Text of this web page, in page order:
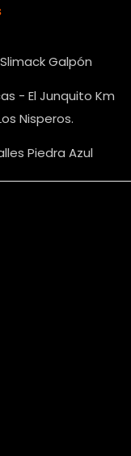
Galpón
- El Junquito Km
Nisperos.
Piedra Azul